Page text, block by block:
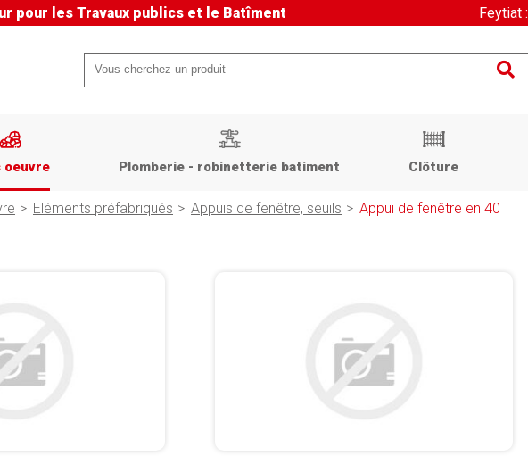
pour les Travaux publics et le Batîment Feytiat
Mots-
clés
oeuvre Plomberie - robinetterie batiment Clôture
Eléments préfabriqués Appuis de fenêtre, seuils Appui de fenêtre en 40